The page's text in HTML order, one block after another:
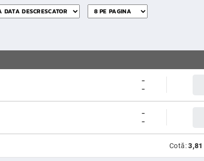
-
-
-
-
Cotă:3,81